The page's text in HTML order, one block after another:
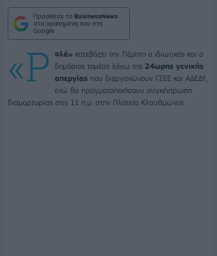
Πρόσθεσε το BusinessNews
στα αγαπημένα σου στη
Google
«Ρ ολά» κατεβάζει την Πέμπτη ο ιδιωτικός και ο
δημόσιος τομέας λόγω της 24ωρης γενικής
απεργίας που διοργανώνουν ΓΣΕΕ και ΑΔΕΔΥ,
ενώ θα πραγματοποιήσουν συγκέντρωση
διαμαρτυρίας στις 11 π.μ. στην Πλατεία Κλαυθμώνος.